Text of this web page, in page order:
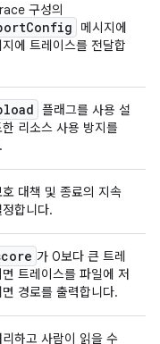
구성의
Config
메시지에
에 트레이스를 전달합
플래그를 사용 설
리소스 사용 방지를
대책 및 종료의 지속
합니다.
가 0보다 큰 트레
트레이스를 파일에 저
경로를 출력합니다.
하고 사람이 읽을 수